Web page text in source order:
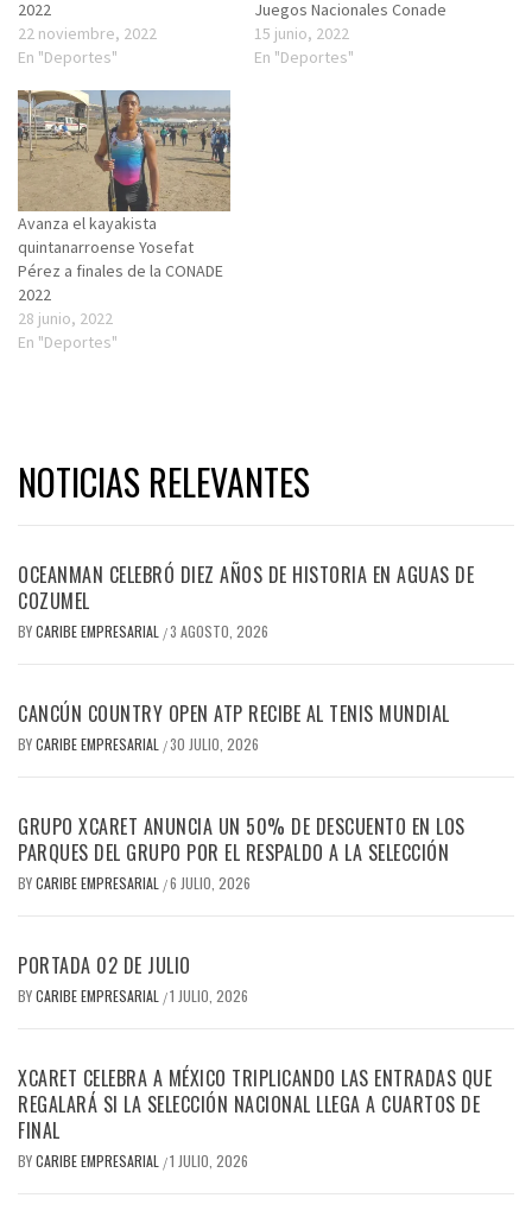
2022
22 noviembre, 2022
En "Deportes"
Juegos Nacionales Conade
15 junio, 2022
En "Deportes"
Avanza el kayakista
quintanarroense Yosefat
Pérez a finales de la CONADE
2022
28 junio, 2022
En "Deportes"
NOTICIAS RELEVANTES
OCEANMAN CELEBRÓ DIEZ AÑOS DE HISTORIA EN AGUAS DE
COZUMEL
BYCARIBE EMPRESARIAL /3 AGOSTO, 2026
CANCÚN COUNTRY OPEN ATP RECIBE AL TENIS MUNDIAL
BYCARIBE EMPRESARIAL /30 JULIO, 2026
GRUPO XCARET ANUNCIA UN 50% DE DESCUENTO EN LOS
PARQUES DEL GRUPO POR EL RESPALDO A LA SELECCIÓN
BYCARIBE EMPRESARIAL /6 JULIO, 2026
PORTADA 02 DE JULIO
BYCARIBE EMPRESARIAL /1 JULIO, 2026
XCARET CELEBRA A MÉXICO TRIPLICANDO LAS ENTRADAS QUE
REGALARÁ SI LA SELECCIÓN NACIONAL LLEGA A CUARTOS DE
FINAL
BYCARIBE EMPRESARIAL /1 JULIO, 2026